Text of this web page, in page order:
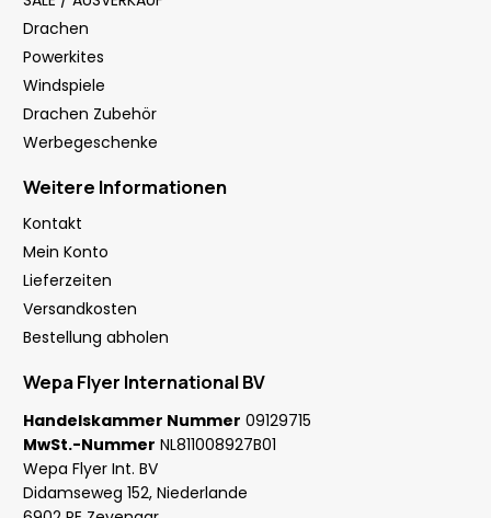
Drachen
Powerkites
Windspiele
Drachen Zubehör
Werbegeschenke
Weitere Informationen
Kontakt
Mein Konto
Lieferzeiten
Versandkosten
Bestellung abholen
Wepa Flyer International BV
Handelskammer Nummer 09129715
MwSt.-Nummer NL811008927B01
Wepa Flyer Int. BV
Didamseweg 152, Niederlande